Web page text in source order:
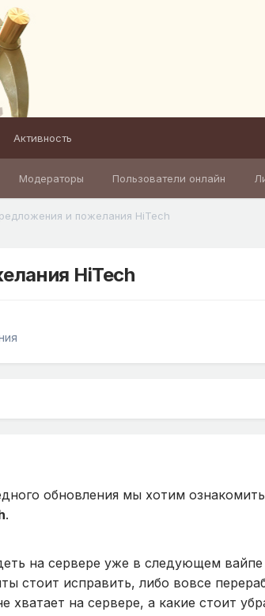
Модераторы Пользователи онлайн
Активность
и пожелания HiTech
HiTech
обновления мы хотим
.
на сервере уже в следующем вайпе
стоит исправить, либо вовсе
хватает на сервере, а какие стоит